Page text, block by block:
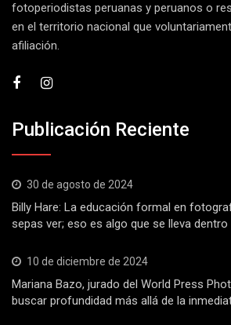
fotoperiodistas peruanas y peruanos o
en el territorio nacional que
afiliación.
Publicación Reciente
30 de agosto de 2024
Billy Hare: La educación formal en
sepas ver; eso es algo que se lleva dentro
10 de diciembre de 2024
Mariana Bazo, jurado del World Press
buscar profundidad más allá de la